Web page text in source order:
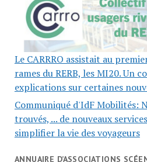
Le CARRRO assistait au
rames du RERB, les MI20. Un
explications sur certaines
Communiqué d'IdF Mobilités:
trouvés, ... de nouveaux
simplifier la vie des voyageurs
ANNUAIRE D’ASSOCIATIONS